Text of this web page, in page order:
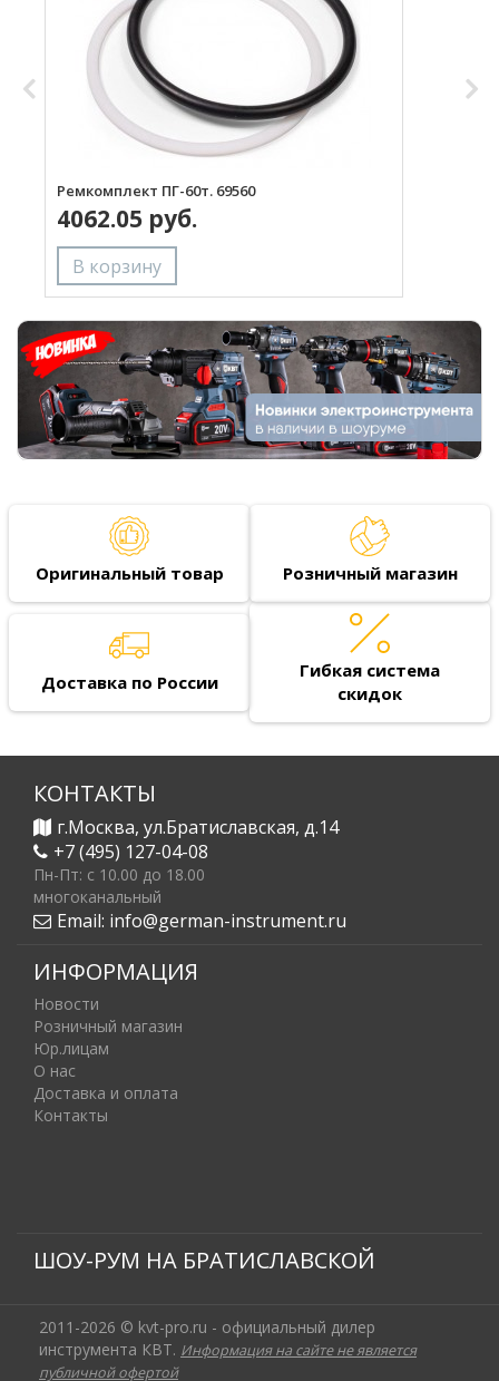
Ремкомплект ПГ-60т. 69560
4062.05 руб.
Оригинальный товар Розничный магазин
Доставка по России
Гибкая система
скидок
КОНТАКТЫ
г.Москва, ул.Братиславская, д.14
+7 (495) 127-04-08
Пн-Пт: c 10.00 до 18.00
многоканальный
Email: info@german-instrument.ru
ИНФОРМАЦИЯ
Новости
Розничный магазин
Юр.лицам
О нас
Доставка и оплата
Контакты
ШОУ-РУМ НА БРАТИСЛАВСКОЙ
2011-2026 © kvt-pro.ru - официальный дилер
инструмента КВТ. Информация на сайте не является
публичной офертой